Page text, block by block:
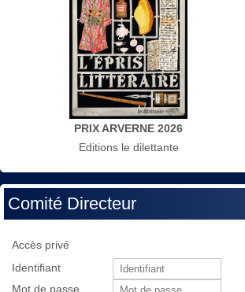
PRIX ARVERNE 2026
Editions le dilettante
Comité Directeur
Accès privé
Identifiant
Mot de passe